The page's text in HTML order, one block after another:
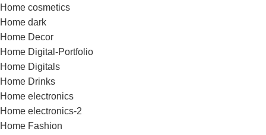
Home cosmetics
Home dark
Home Decor
Home Digital-Portfolio
Home Digitals
Home Drinks
Home electronics
Home electronics-2
Home Fashion